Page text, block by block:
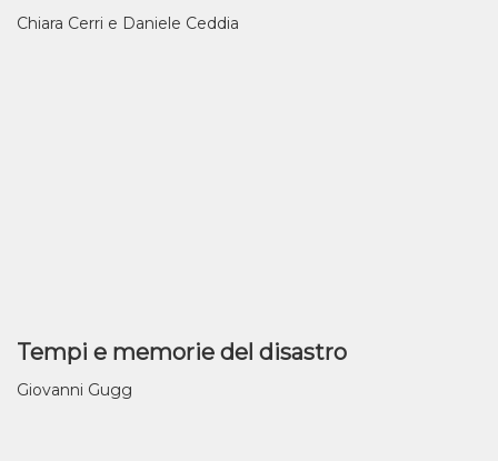
Chiara Cerri e Daniele Ceddia
Tempi e memorie del disastro
Giovanni Gugg